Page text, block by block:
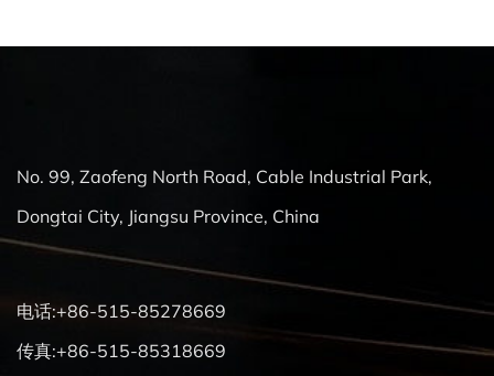
No. 99, Zaofeng North Road, Cable Industrial Park,
Dongtai City, Jiangsu Province, China
电话:+86-515-85278669
传真:+86-515-85318669